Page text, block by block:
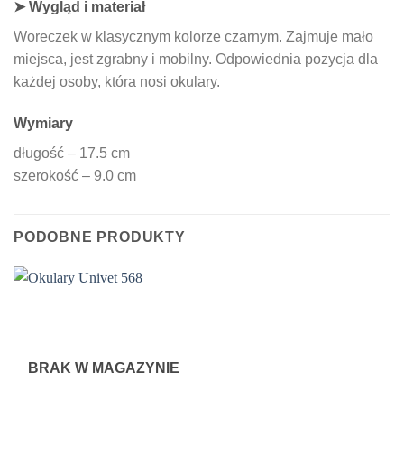
➤ Wygląd i materiał
Woreczek w klasycznym kolorze czarnym. Zajmuje mało
miejsca, jest zgrabny i mobilny. Odpowiednia pozycja dla
każdej osoby, która nosi okulary.
Wymiary
długość – 17.5 cm
szerokość – 9.0 cm
PODOBNE PRODUKTY
BRAK W MAGAZYNIE